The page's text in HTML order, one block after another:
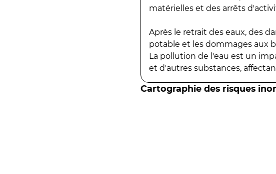
matérielles et des arrêts
Après le retrait des eaux, des
potable et les dommages aux
La pollution de l'eau est un
et d'autres substances,
Cartographie des risques